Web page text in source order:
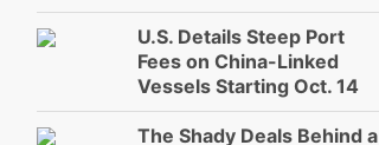
U.S. Details Steep Port
Fees on China-Linked
Vessels Starting Oct. 14
The Shady Deals Behind a